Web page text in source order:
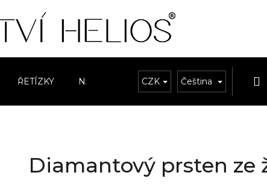
ŘETÍZKY NÁRAMKY SOUPRAVY HODINKY
CZK Čeština
Diamantový prsten ze